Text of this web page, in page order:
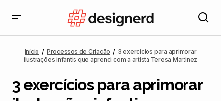
aprendi com a artista Teresa Martinez
Início Processos de Criação
3 exercícios para aprimorar
ilustrações infantis que aprendi com a artista Teresa Martinez
3 exercícios para aprimorar